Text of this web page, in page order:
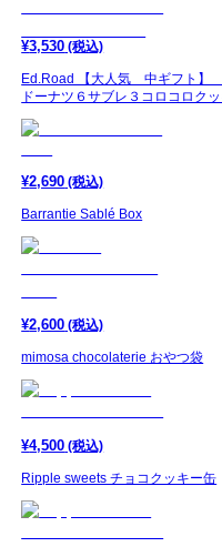
¥3,530 (税込)
Ed.Road 【大人気 中ギフト】
ドーナツ６サブレ３コロコロクッ
¥2,690 (税込)
Barrantie Sablé Box
¥2,600 (税込)
mimosa chocolaterie おやつ袋
¥4,500 (税込)
Ripple sweets チョコクッキー缶